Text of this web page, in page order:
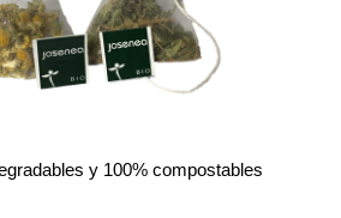
y 100% compostables